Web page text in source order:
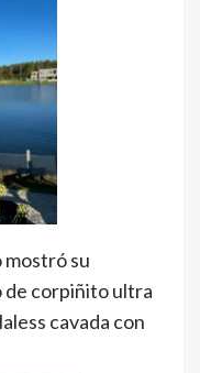
mostró su
de corpiñito ultra
cavada con